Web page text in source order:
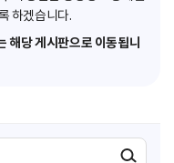
하겠습니다.
해당 게시판으로 이동됩니